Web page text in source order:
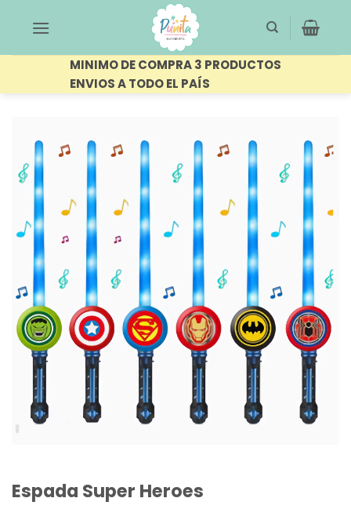
MINIMO DE COMPRA 3 PRODUCTOS
ENVIOS A TODO EL PAÍS
Espada Super Heroes